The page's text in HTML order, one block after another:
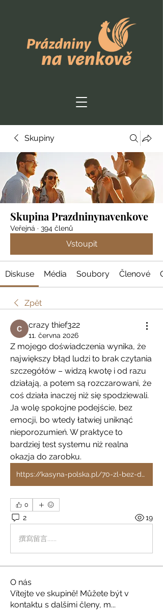
Skupiny
Skupina Prazdninynavenkove
Veřejná · 394 členů
Vstoupit
Diskuse Média Soubory Členové
Zpět
crazy thief322
11. června 2026
Z mojego doświadczenia wynika, że
największy błąd ludzi to brak czytania
szczegółów – widzą kwotę i od razu
działają, a potem są rozczarowani, że
coś działa inaczej niż się spodziewali.
Ja wolę spokojne podejście, bez
emocji, bo wtedy łatwiej uniknąć
nieporozumień. W praktyce to
bardziej test systemu niż realna
okazja do zarobku.
https://kasyna-polska.pl/70-zl-bez-depozytu/
0
2 19
撰寫留言......
O nás
Vítejte ve skupině! Můžete být v
kontaktu s dalšími členy, m...